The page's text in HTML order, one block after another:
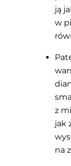
ją
w
z
jak
na